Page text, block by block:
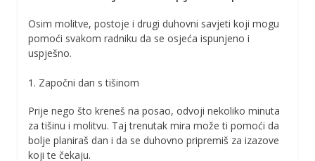
Osim molitve, postoje i drugi duhovni savjeti koji mogu
pomoći svakom radniku da se osjeća ispunjeno i
uspješno.
1. Započni dan s tišinom
Prije nego što kreneš na posao, odvoji nekoliko minuta
za tišinu i molitvu. Taj trenutak mira može ti pomoći da
bolje planiraš dan i da se duhovno pripremiš za izazove
koji te čekaju.